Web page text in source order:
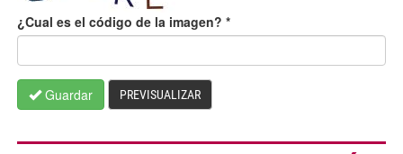
¿Cual es el código de la imagen? *
Guardar PREVISUALIZAR